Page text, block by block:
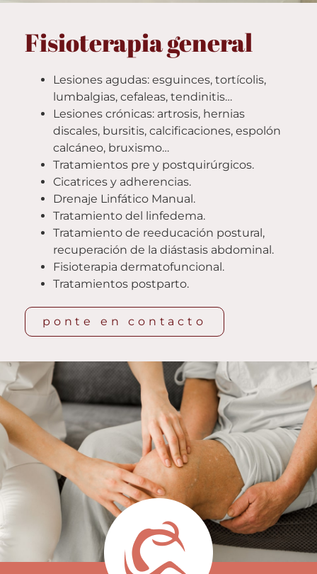
Fisioterapia general
Lesiones agudas: esguinces, tortícolis,
lumbalgias, cefaleas, tendinitis…
Lesiones crónicas: artrosis, hernias
discales, bursitis, calcificaciones, espolón
calcáneo, bruxismo…
Tratamientos pre y postquirúrgicos.
Cicatrices y adherencias.
Drenaje Linfático Manual.
Tratamiento del linfedema.
Tratamiento de reeducación postural,
recuperación de la diástasis abdominal.
Fisioterapia dermatofuncional.
Tratamientos postparto.
ponte en contacto